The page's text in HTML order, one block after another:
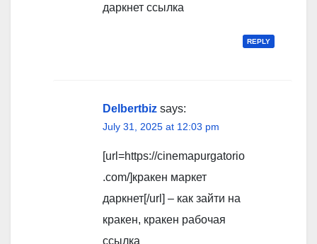
даркнет ссылка
REPLY
Delbertbiz says:
July 31, 2025 at 12:03 pm
[url=https://cinemapurgatorio
.com/]кракен маркет
даркнет[/url] – как зайти на
кракен, кракен рабочая
ссылка